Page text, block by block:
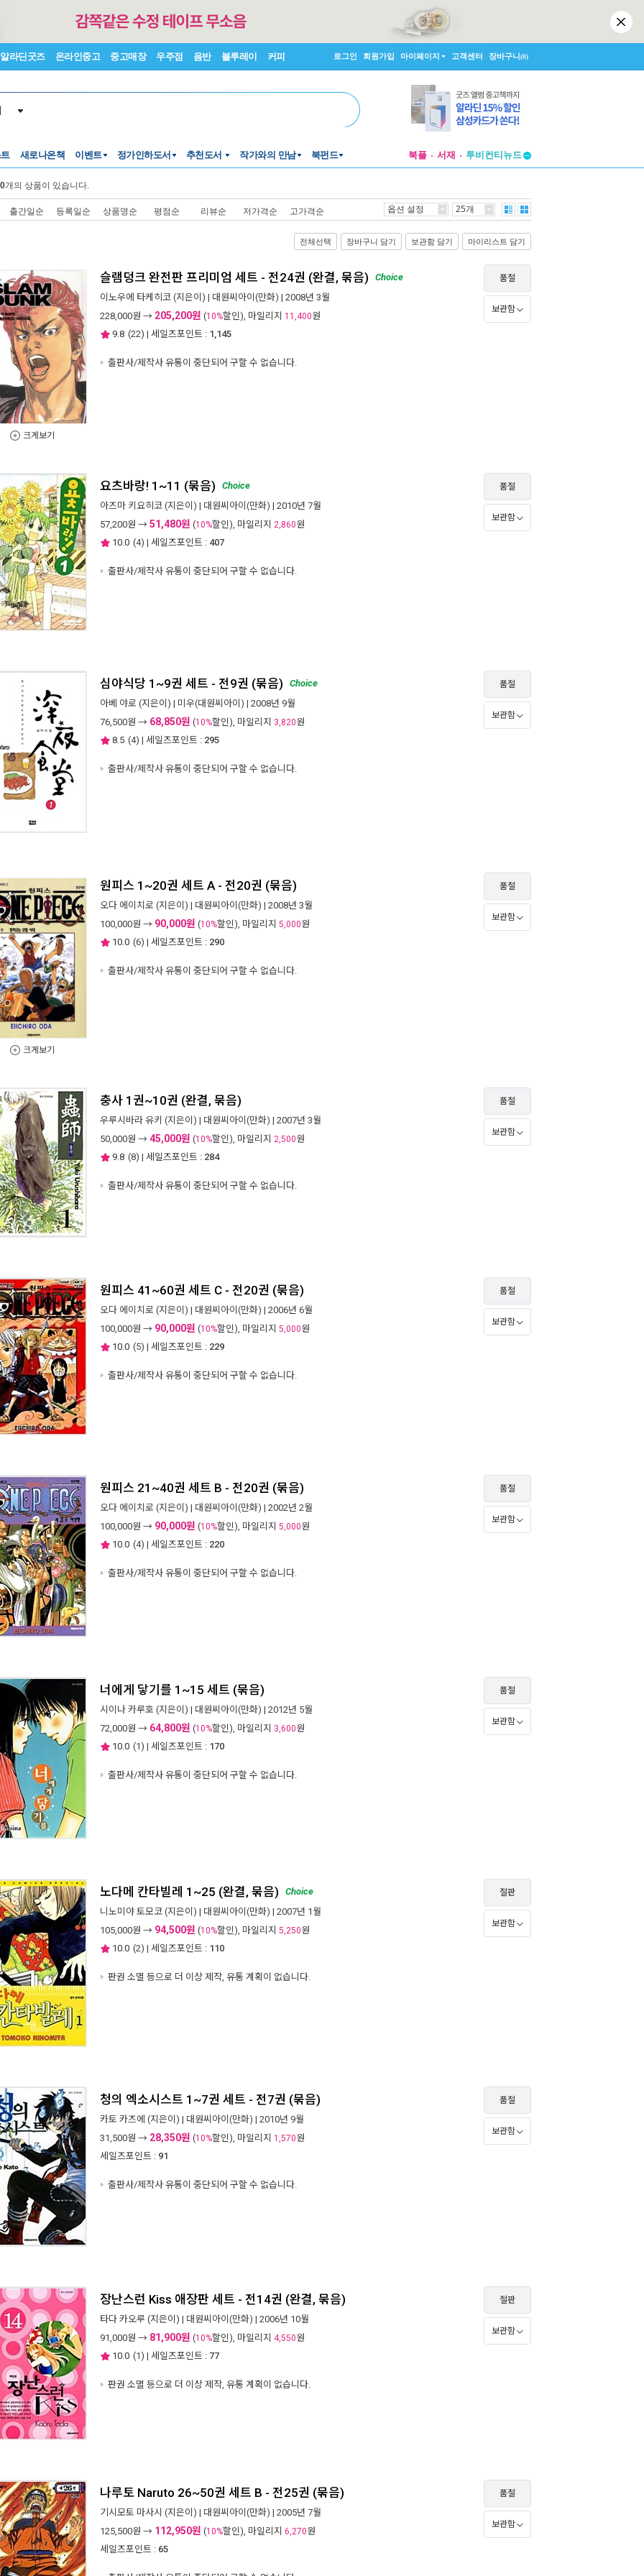
알라딘굿즈 온라인중고 중고매장 우주점 음반 블루레이 커피 로그인 회원가입 마이페이지 고객센터 장바구니(0)
새로나온책 이벤트 정가인하도서 추천도서 작가와의 만남 북펀드 북플 서재
투비컨티뉴드
개의 상품이 있습니다.
출간일순 등록일순 상품명순 평점순 리뷰순 저가격순 고가격순 옵션 설정 25개
전체선택 장바구니 담기 보관함 담기 마이리스트 담기
크게보기
슬램덩크 완전판 프리미엄 세트 - 전24권 (완결, 묶음)
Choice
이노우에 타케히코 (지은이) | 대원씨아이(만화) | 2008년 3월
228,000원 → 205,200원 (10%할인), 마일리지 11,400원
9.8 (22) | 세일즈포인트 : 1,145
출판사/제작사 유통이 중단되어 구할 수 없습니다.
품절
보관함
요츠바랑! 1~11 (묶음)
Choice
아즈마 키요히코 (지은이) | 대원씨아이(만화) | 2010년 7월
57,200원 → 51,480원 (10%할인), 마일리지 2,860원
10.0 (4) | 세일즈포인트 : 407
출판사/제작사 유통이 중단되어 구할 수 없습니다.
품절
보관함
심야식당 1~9권 세트 - 전9권 (묶음)
Choice
아베 야로 (지은이) | 미우(대원씨아이) | 2008년 9월
76,500원 → 68,850원 (10%할인), 마일리지 3,820원
8.5 (4) | 세일즈포인트 : 295
출판사/제작사 유통이 중단되어 구할 수 없습니다.
품절
보관함
크게보기
원피스 1~20권 세트 A - 전20권 (묶음)
오다 에이치로 (지은이) | 대원씨아이(만화) | 2008년 3월
100,000원 → 90,000원 (10%할인), 마일리지 5,000원
10.0 (6) | 세일즈포인트 : 290
출판사/제작사 유통이 중단되어 구할 수 없습니다.
품절
보관함
충사 1권~10권 (완결, 묶음)
우루시바라 유키 (지은이) | 대원씨아이(만화) | 2007년 3월
50,000원 → 45,000원 (10%할인), 마일리지 2,500원
9.8 (8) | 세일즈포인트 : 284
출판사/제작사 유통이 중단되어 구할 수 없습니다.
품절
보관함
원피스 41~60권 세트 C - 전20권 (묶음)
오다 에이치로 (지은이) | 대원씨아이(만화) | 2006년 6월
100,000원 → 90,000원 (10%할인), 마일리지 5,000원
10.0 (5) | 세일즈포인트 : 229
출판사/제작사 유통이 중단되어 구할 수 없습니다.
품절
보관함
원피스 21~40권 세트 B - 전20권 (묶음)
오다 에이치로 (지은이) | 대원씨아이(만화) | 2002년 2월
100,000원 → 90,000원 (10%할인), 마일리지 5,000원
10.0 (4) | 세일즈포인트 : 220
출판사/제작사 유통이 중단되어 구할 수 없습니다.
품절
보관함
너에게 닿기를 1~15 세트 (묶음)
시이나 카루호 (지은이) | 대원씨아이(만화) | 2012년 5월
72,000원 → 64,800원 (10%할인), 마일리지 3,600원
10.0 (1) | 세일즈포인트 : 170
출판사/제작사 유통이 중단되어 구할 수 없습니다.
품절
보관함
노다메 칸타빌레 1~25 (완결, 묶음)
Choice
니노미야 토모코 (지은이) | 대원씨아이(만화) | 2007년 1월
105,000원 → 94,500원 (10%할인), 마일리지 5,250원
10.0 (2) | 세일즈포인트 : 110
판권 소멸 등으로 더 이상 제작, 유통 계획이 없습니다.
절판
보관함
청의 엑소시스트 1~7권 세트 - 전7권 (묶음)
카토 카즈에 (지은이) | 대원씨아이(만화) | 2010년 9월
31,500원 → 28,350원 (10%할인), 마일리지 1,570원
세일즈포인트 : 91
출판사/제작사 유통이 중단되어 구할 수 없습니다.
품절
보관함
장난스런 Kiss 애장판 세트 - 전14권 (완결, 묶음)
타다 카오루 (지은이) | 대원씨아이(만화) | 2006년 10월
91,000원 → 81,900원 (10%할인), 마일리지 4,550원
10.0 (1) | 세일즈포인트 : 77
판권 소멸 등으로 더 이상 제작, 유통 계획이 없습니다.
절판
보관함
나루토 Naruto 26~50권 세트 B - 전25권 (묶음)
기시모토 마사시 (지은이) | 대원씨아이(만화) | 2005년 7월
125,500원 → 112,950원 (10%할인), 마일리지 6,270원
세일즈포인트 : 65
품절
보관함